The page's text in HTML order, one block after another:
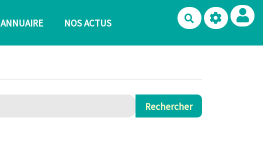
ANNUAIRE NOS ACTUS Rechercher